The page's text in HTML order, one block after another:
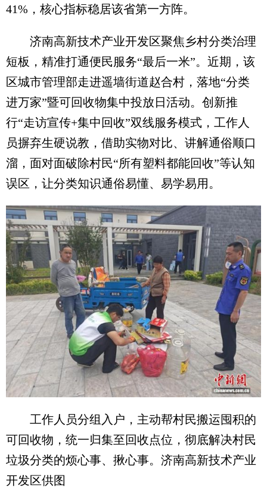
41%，核心指标稳居该省第一方阵。
济南高新技术产业开发区聚焦乡村分类治理
短板，精准打通便民服务“最后一米”。近期，该
区城市管理部走进遥墙街道赵合村，落地“分类
进万家”暨可回收物集中投放日活动。创新推
行“走访宣传+集中回收”双线服务模式，工作人
员摒弃生硬说教，借助实物对比、讲解通俗顺口
溜，面对面破除村民“所有塑料都能回收”等认知
误区，让分类知识通俗易懂、易学易用。
工作人员分组入户，主动帮村民搬运囤积的
可回收物，统一归集至回收点位，彻底解决村民
垃圾分类的烦心事、揪心事。济南高新技术产业
开发区供图